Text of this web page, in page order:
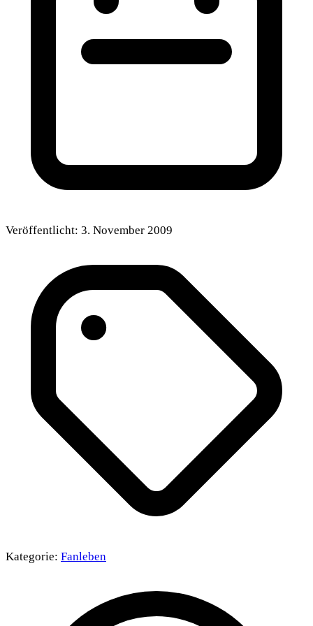
Veröffentlicht: 3. November 2009
Kategorie: Fanleben